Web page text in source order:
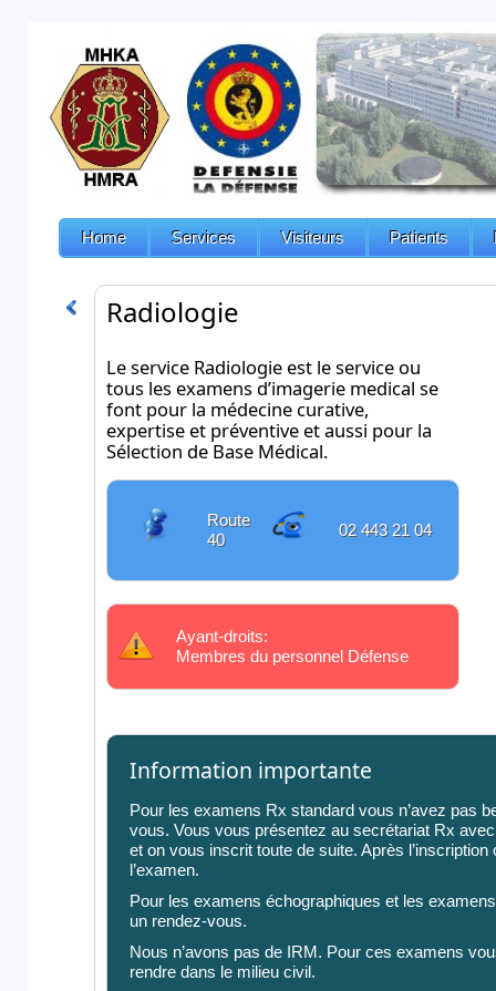
Home Services Visiteurs Patients
Radiologie
Le service Radiologie est le service ou
tous les examens d’imagerie medical se
font pour la médecine curative,
expertise et préventive et aussi pour la
Sélection de Base Médical.
Route
40
02 443 21 04
Ayant-droits:
Membres du personnel Défense
Information importante
Pour les examens Rx standard vous n’avez pas
vous. Vous vous présentez au secrétariat Rx
et on vous inscrit toute de suite. Après l’inscription
l’examen.
Pour les examens échographiques et les
un rendez-vous.
Nous n’avons pas de IRM. Pour ces examens
rendre dans le milieu civil.